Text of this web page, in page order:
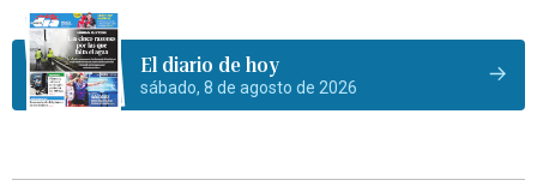
El diario de hoy
sábado, 8 de agosto de 2026